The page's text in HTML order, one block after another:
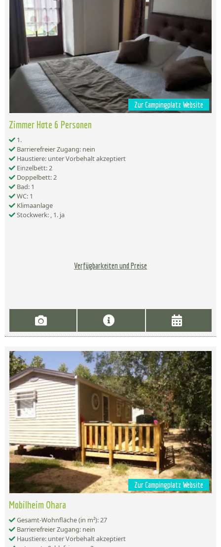
Zur Campingplatz Website
Zimmer Hote 6 Personen
1.
Barrierefreier Zugang: nein
Haustiere: unter Vorbehalt akzeptiert
Einzelbett: 2
Doppelbett: 2
Bad: 1
WC: 1
Klimaanlage
Stockwerk: , 1. ja
Verfügbarkeiten und Preise
Zur Campingplatz Website
Mobilheim Ohara
Gesamt-Wohnfläche (in m²): 27
Barrierefreier Zugang: nein
Haustiere: unter Vorbehalt akzeptiert